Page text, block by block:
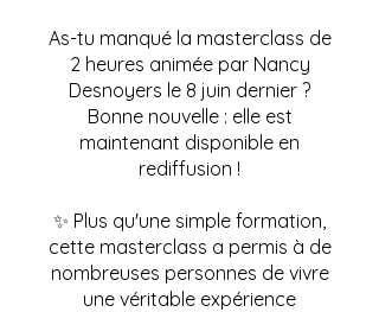
As-tu manqué la masterclass de
2 heures animée par Nancy
Desnoyers le 8 juin dernier ?
Bonne nouvelle : elle est
maintenant disponible en
rediffusion !
✨ Plus qu'une simple formation,
cette masterclass a permis à de
nombreuses personnes de vivre
une véritable expérience